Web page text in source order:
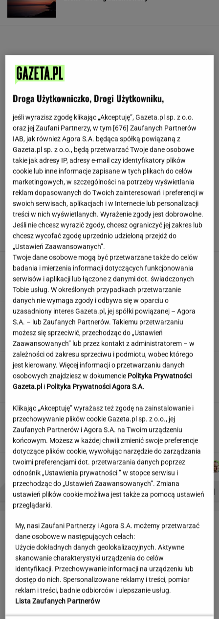
Syn Stanisława Soyki o ostatnich chwilach
ojca. "Nie było z nim nikogo"
Polka przestrzegano, by nie mówił o chorobie.
"Jestem po przeszczepie"
Ten quiz logiczny zmusi Cię do myślenia.
Wynik 3/8 to powód do dumy
Jedno przekonanie może utrudniać życie
osobom z astygmatyzmem. Zwłaszcza latem
MATERIAŁ PROMOCYJNY
Wakacyjne aktywności a kurzajki. O czym
warto pamiętać, by uniknąć problemu?
MATERIAŁ PROMOCYJNY
Autorzy:
MARTA
KORYCKA
MICHAŁ
KIEDROWSKI
DOMINIK
SENKOWSKI
AGNIESZKA
PROBLEMY POLSKICH SIATKARZY ZNAK Z '30' WISŁAWA SZYMBORSKA
LETNIE OKAZJE
Droga Użytkowniczko, Drogi Użytkowniku,
jeśli wyrazisz zgodę klikając „Akceptuję”, Gazeta.pl sp. z o.o.
oraz jej Zaufani Partnerzy, w tym [676] Zaufanych Partnerów
IAB, jak również Agora S.A. będąca spółką powiązaną z
Gazeta.pl sp. z o.o., będą przetwarzać Twoje dane osobowe
takie jak adresy IP, adresy e-mail czy identyfikatory plików
cookie lub inne informacje zapisane w tych plikach do celów
marketingowych, w szczególności na potrzeby wyświetlania
reklam dopasowanych do Twoich zainteresowań i preferencji w
swoich serwisach, aplikacjach i w Internecie lub personalizacji
treści w nich wyświetlanych. Wyrażenie zgody jest dobrowolne.
Jeśli nie chcesz wyrazić zgody, chcesz ograniczyć jej zakres lub
chcesz wycofać zgodę uprzednio udzieloną przejdź do
„Ustawień Zaawansowanych”.
Twoje dane osobowe mogą być przetwarzane także do celów
badania i mierzenia informacji dotyczących funkcjonowania
serwisów i aplikacji lub łączone z danymi dot. świadczonych
Tobie usług. W określonych przypadkach przetwarzanie
danych nie wymaga zgody i odbywa się w oparciu o
uzasadniony interes Gazeta.pl, jej spółki powiązanej – Agora
S.A. – lub Zaufanych Partnerów. Takiemu przetwarzaniu
możesz się sprzeciwić, przechodząc do „Ustawień
Zaawansowanych” lub przez kontakt z administratorem – w
zależności od zakresu sprzeciwu i podmiotu, wobec którego
jest kierowany. Więcej informacji o przetwarzaniu danych
osobowych znajdziesz w dokumencie Polityka Prywatności
Gazeta.pl i Polityka Prywatności Agora S.A.
Klikając „Akceptuję” wyrażasz też zgodę na zainstalowanie i
przechowywanie plików cookie Gazeta.pl sp. z o.o., jej
Zaufanych Partnerów i Agora S.A. na Twoim urządzeniu
końcowym. Możesz w każdej chwili zmienić swoje preferencje
dotyczące plików cookie, wywołując narzędzie do zarządzania
twoimi preferencjami dot. przetwarzania danych poprzez
odnośnik „Ustawienia prywatności ” w stopce serwisu i
przechodząc do „Ustawień Zaawansowanych”. Zmiana
ustawień plików cookie możliwa jest także za pomocą ustawień
przeglądarki.
My, nasi Zaufani Partnerzy i Agora S.A. możemy przetwarzać
dane osobowe w następujących celach:
Użycie dokładnych danych geolokalizacyjnych. Aktywne
skanowanie charakterystyki urządzenia do celów
identyfikacji. Przechowywanie informacji na urządzeniu lub
dostęp do nich. Spersonalizowane reklamy i treści, pomiar
reklam i treści, badnie odbiorców i ulepszanie usług.
Lista Zaufanych Partnerów